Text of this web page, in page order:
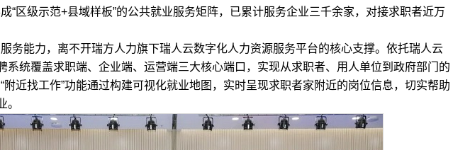
“区级示范+县域样板”的公共就业服务矩阵，已累计服务企业三千余家，对接求职者近万
能力，离不开瑞方人力旗下瑞人云数字化人力资源服务平台的核心支撑。依托瑞人云
系统覆盖求职端、企业端、运营端三大核心端口，实现从求职者、用人单位到政府部门的
附近找工作”功能通过构建可视化就业地图，实时呈现求职者家附近的岗位信息，切实帮助
。